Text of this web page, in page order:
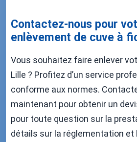
Contactez-nous pour
enlèvement de cuve à
Vous souhaitez faire enlever
Lille ? Profitez d’un service
conforme aux normes.
maintenant pour obtenir un
pour toute question sur la
détails sur la réglementation et